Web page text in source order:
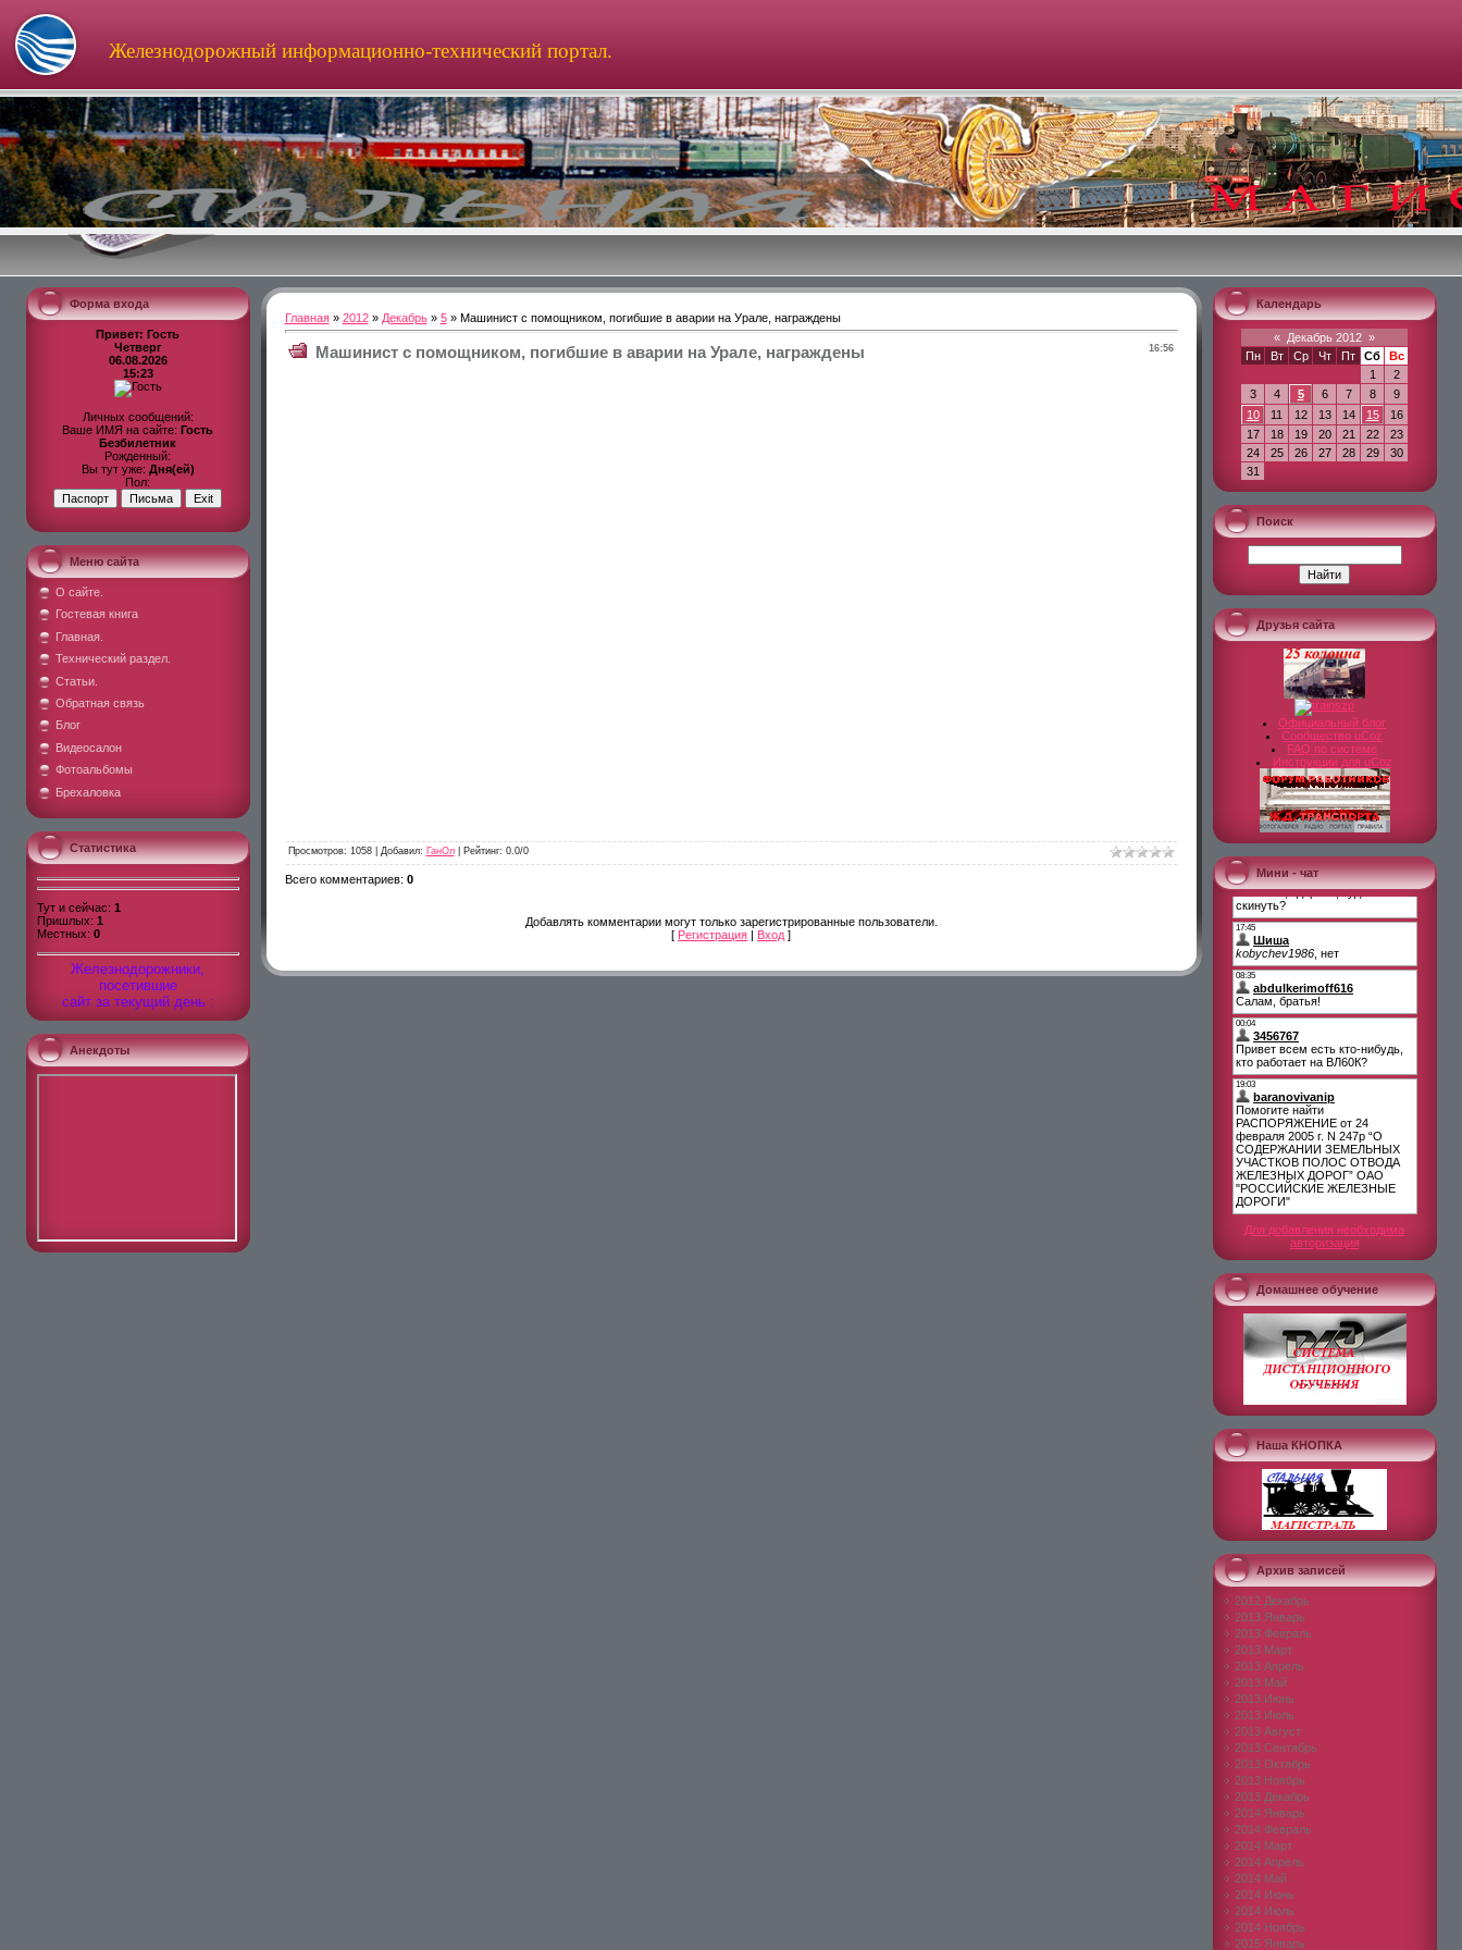
Железнодорожный информационно-технический портал.
Форма входа
Привет: Гость
Четверг
06.08.2026
15:23
Личных сообщений:
Ваше ИМЯ на сайте: Гость
Безбилетник
Рожденный:
Вы тут уже: Дня(ей)
Пол:
Меню сайта
О сайте.
Гостевая книга
Главная.
Технический раздел.
Статьи.
Обратная связь
Блог
Видеосалон
Фотоальбомы
Брехаловка
Статистика
Тут и сейчас: 1
Пришлых: 1
Местных: 0
Железнодорожники,
посетившие
сайт за текущий день :
Анекдоты
Главная» 2012 » Декабрь » 5» Машинист с помощником, погибшие в аварии на Урале, награждены
16:56
Машинист с помощником, погибшие в аварии на Урале, награждены
Просмотров: 1058 | Добавил: ГанОл| Рейтинг: 0.0/0
Всего комментариев: 0
Добавлять комментарии могут только зарегистрированные пользователи.
[ Регистрация | Вход ]
Календарь
« Декабрь 2012 »
Пн
Вт Ср Чт Пт Сб
Вс
1
2
3
4 5 6 7 8
9
10
11 12 13 14 15
16
17
18 19 20 21 22
23
24
25 26 27 28 29
30
31
Поиск
Друзья сайта
Официальный блог
Сообщество uCoz
FAQ по системе
Инструкции для uCoz
Мини - чат
Для добавления необходима
авторизация
Домашнее обучение
Наша КНОПКА
Архив записей
2012 Декабрь
2013 Январь
2013 Февраль
2013 Март
2013 Апрель
2013 Май
2013 Июнь
2013 Июль
2013 Август
2013 Сентябрь
2013 Октябрь
2013 Ноябрь
2013 Декабрь
2014 Январь
2014 Февраль
2014 Март
2014 Апрель
2014 Май
2014 Июнь
2014 Июль
2014 Ноябрь
2015 Январь